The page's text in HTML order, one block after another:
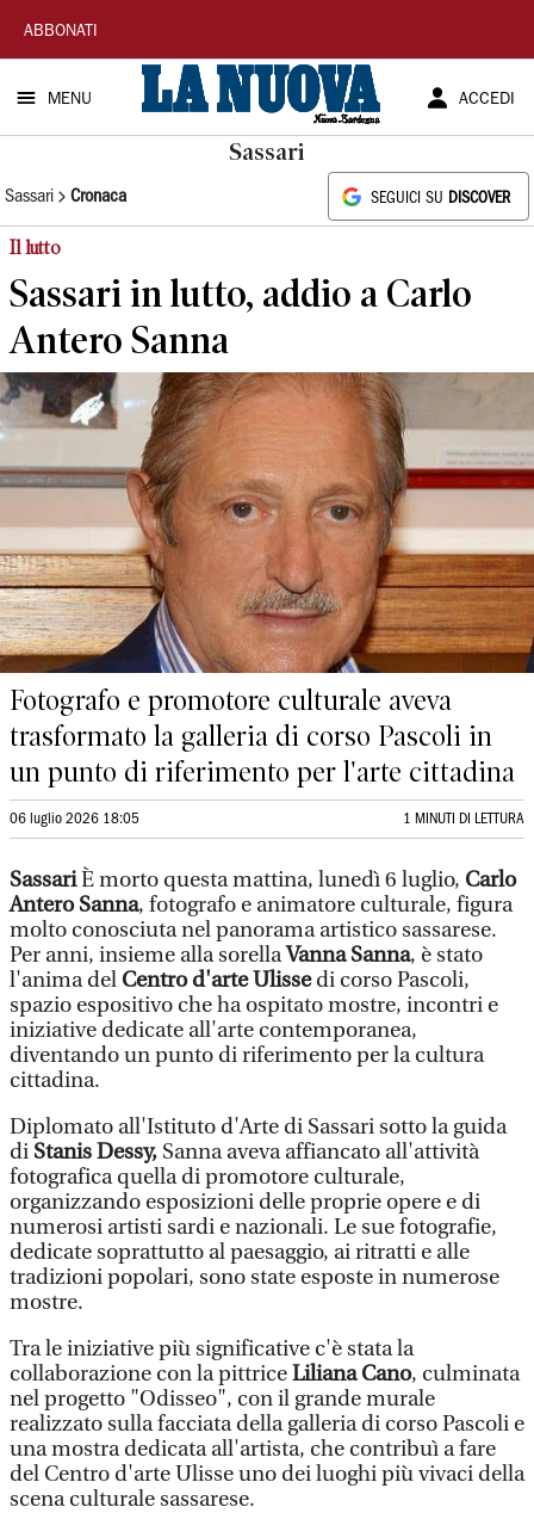
La
Nuova
Sardegna
ABBONATI
MENU ACCEDI
Sassari
Sassari Cronaca SEGUICI SU DISCOVER
Il lutto
Sassari in lutto, addio a Carlo
Antero Sanna
Fotografo e promotore culturale aveva
trasformato la galleria di corso Pascoli in
un punto di riferimento per l'arte cittadina
06 luglio 2026 18:05 1 MINUTI DI LETTURA
SassariÈ morto questa mattina, lunedì 6 luglio, Carlo
Antero Sanna, fotografo e animatore culturale, figura
molto conosciuta nel panorama artistico sassarese.
Per anni, insieme alla sorellaVanna Sanna, è stato
l'anima del Centro d'arte Ulissedi corso Pascoli,
spazio espositivo che ha ospitato mostre, incontri e
iniziative dedicate all'arte contemporanea,
diventando un punto di riferimento per la cultura
cittadina.
Diplomato all'Istituto d'Arte di Sassari sotto la guida
di Stanis Dessy, Sanna aveva affiancato all'attività
fotografica quella di promotore culturale,
organizzando esposizioni delle proprie opere e di
numerosi artisti sardi e nazionali. Le sue fotografie,
dedicate soprattutto al paesaggio, ai ritratti e alle
tradizioni popolari, sono state esposte in numerose
mostre.
Tra le iniziative più significative c'è stata la
collaborazione con la pittriceLiliana Cano, culminata
nel progetto "Odisseo", con il grande murale
realizzato sulla facciata della galleria di corso Pascoli e
una mostra dedicata all'artista, che contribuì a fare
del Centro d'arte Ulisse uno dei luoghi più vivaci della
scena culturale sassarese.